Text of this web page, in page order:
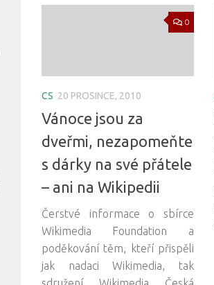
0
CS 20 PROSINCE, 2010
Vánoce jsou za
dveřmi, nezapomeňte
s dárky na své přátele
– ani na Wikipedii
Čerstvé informace o sbírce
Wikimedia Foundation a
poděkování těm, kteří přispěli
jak nadaci Wikimedia, tak